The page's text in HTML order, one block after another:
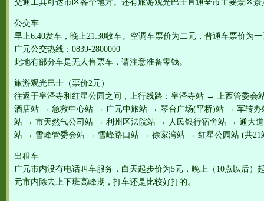
交通工具可达市区各个地方。还有旅游观光巴士直通全市主要景区景
公交车
早上6:40发车，晚上21:30收车。空调车票价为二元，普通车票价为
广元公交热线：0839-2800000
此地有部分车是无人售票车，请注意准备零钱。
旅游观光巴士（票价2元）
往返于皇泽寺和红星公园之间，上行线路：皇泽寺站 → 上西管委
酒店站 → 急救中心站 → 广元中旅站 → 琴台广场(平桥)站 → 军转
站 → 市天然气公司站 → 利州区法院站 → 人民银行宿舍站 → 通大
站 → 雪峰管委会站 → 雪峰路口站 → 徐家湾站 → 红星公园站 (共21
出租车
广元市内没有电话叫车服务，白天起步价为5元，晚上（10点以后）
元市内除去上下班高峰期，打车还是比较好打的。